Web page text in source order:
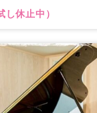
休止中）